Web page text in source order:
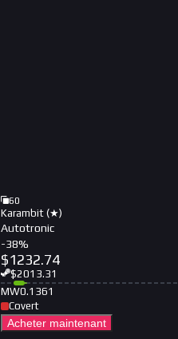
60
Karambit (★)
Autotronic
-38%
$1232.74
$2013.31
MW0.1361
Covert
Acheter maintenant